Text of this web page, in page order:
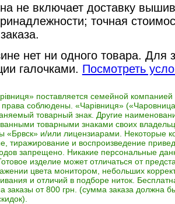
не включает доставку
точная
нет ни одного товара. Для
галочками. Посмотреть
поставляется семейной компанией
права соблюдены. «Чарівниця»
товарный знак. Другие
товарными знаками своих
«Брвск» и/или лицензиарами. Некоторые
тиражирование и воспроизведение
запрещено. Никакие персональные
изделие может отличаться от
цвета монитором, небольших
и отличий в подборе ниток.
заказы от 800 грн. (сумма заказа должна